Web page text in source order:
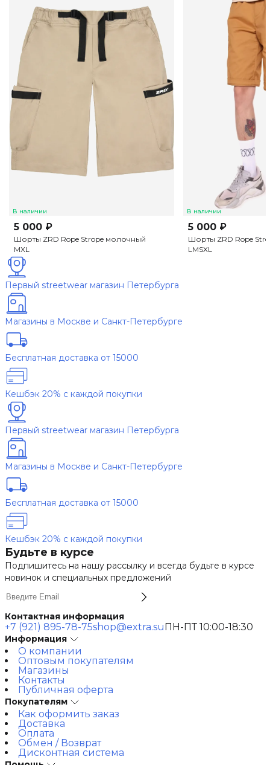
В наличии
5 000 ₽
Шорты ZRD Rope Strope молочный
MXL
В наличии
5 000 ₽
Шорты ZRD Rope
L MSXL
Первый streetwear магазин Петербурга
Магазины в Москве и Санкт-Петербурге
Бесплатная доставка от 15000
Кешбэк 20% с каждой покупки
Первый streetwear магазин Петербурга
Магазины в Москве и Санкт-Петербурге
Бесплатная доставка от 15000
Кешбэк 20% с каждой покупки
Будьте в курсе
Подпишитесь на нашу рассылку и всегда будьте в курсе
новинок и специальных предложений
Контактная информация
+7 (921) 895-78-75shop@extra.suПН-ПТ 10:00-18:30
Информация
О компании
Оптовым покупателям
Магазины
Контакты
Публичная оферта
Покупателям
Как оформить заказ
Доставка
Оплата
Обмен / Возврат
Дисконтная система